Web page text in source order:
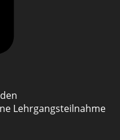
Lehrgangsteilnahme